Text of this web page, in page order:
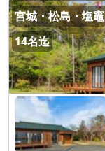
宮城・松島・塩竈
14名迄